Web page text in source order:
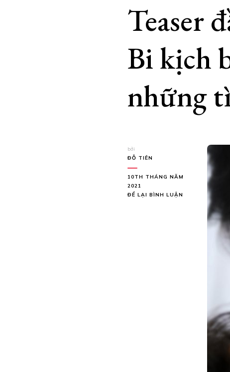
Teaser
Bi kịch
những
bởi
ĐỖ TIÊN
10TH THÁNG NĂM
2021
ĐỂ LẠI BÌNH LUẬN